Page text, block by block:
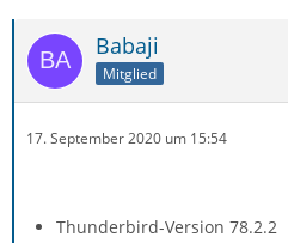
Babaji
Mitglied
17. September 2020 um 15:54
Thunderbird-Version 78.2.2